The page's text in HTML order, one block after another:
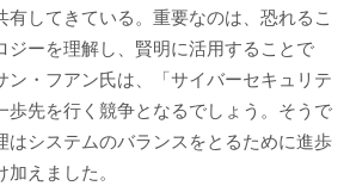
有してきている。重要なのは、恐れるこ
ジーを理解し、賢明に活用することで
ン・フアン氏は、「サイバーセキュリテ
歩先を行く競争となるでしょう。そうで
はシステムのバランスをとるために進歩
えました。